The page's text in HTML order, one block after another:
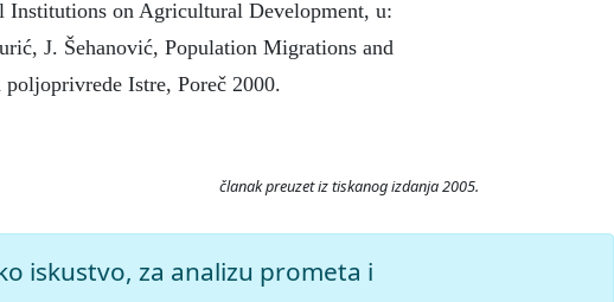
on Agricultural Development, u:
J. Šehanović, Population Migrations and
Istre, Poreč 2000.
članak preuzet iz tiskanog izdanja 2005.
zavod Miroslav Krleža, 2026. Pristupljeno
iskustvo, za analizu prometa i